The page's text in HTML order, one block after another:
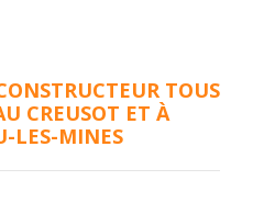
TOUS
CREUSOT ET À
LES-MINES